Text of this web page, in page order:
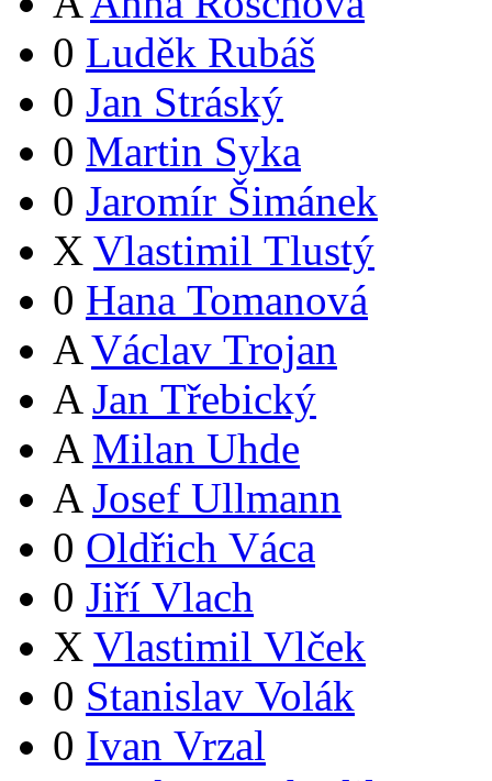
0 Luděk Rubáš
0 Jan Stráský
0 Martin Syka
0 Jaromír Šimánek
X Vlastimil Tlustý
0 Hana Tomanová
A Václav Trojan
A Jan Třebický
A Milan Uhde
A Josef Ullmann
0 Oldřich Váca
0 Jiří Vlach
X Vlastimil Vlček
0 Stanislav Volák
0 Ivan Vrzal